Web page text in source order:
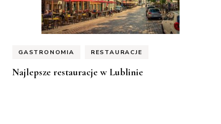
GASTRONOMIA RESTAURACJE
Najlepsze restauracje w Lublinie